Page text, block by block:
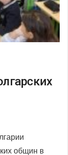
общин в